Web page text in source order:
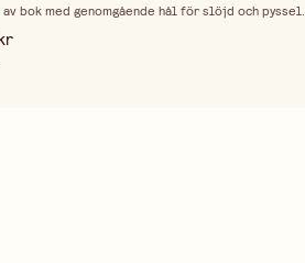
bok med genomgående hål för slöjd och pyssel.